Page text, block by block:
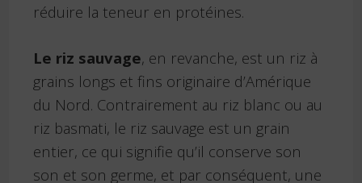
réduire la teneur en protéines.
Le riz sauvage, en revanche, est un riz à
grains longs et fins originaire d’Amérique
du Nord. Contrairement au riz blanc ou au
riz basmati, le riz sauvage est un grain
entier, ce qui signifie qu’il conserve son
son et son germe, et par conséquent, une